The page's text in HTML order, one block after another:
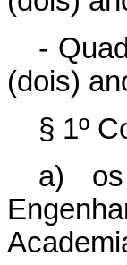
-
(dois)
§ 1º
a) os